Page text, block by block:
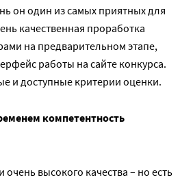
он один из самых приятных для
качественная проработка
на предварительном этапе,
работы на сайте конкурса.
и доступные критерии оценки.
компетентность
высокого качества – но есть